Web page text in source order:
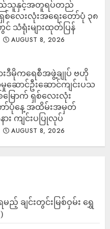
ြည်သူနှင့်အတူရပ်တည်
ရှစ်လေးလုံးအရေးတော်ပုံ ၃၈
သံရုံးများထုတ်ပြန်
AUGUST 8, 2026
းဒီမိုကရေစီအဖွဲ့ချုပ် ဗဟို
ောင်ဦးဆောင်ကျင်းပသ
ြောက် ရှစ်လေးလုံး
ာ်ပုံနေ့ အထိမ်းအမှတ်
း ကျင်းပပြုလုပ်
AUGUST 8, 2026
ည့် ချင်းတွင်းမြစ်ဝှမ်း ရွှေ